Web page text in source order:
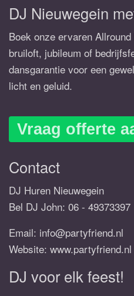
DJ Nieuwegein
Boek onze ervaren
bruiloft, jubileum of
dansgarantie voor een
licht en geluid.
Vraag offerte
Contact
DJ Huren Nieuwegein
Bel DJ John: 06 - 49373397
Email: info@partyfriend.nl
Website: www.partyfriend.nl
DJ voor elk feest!